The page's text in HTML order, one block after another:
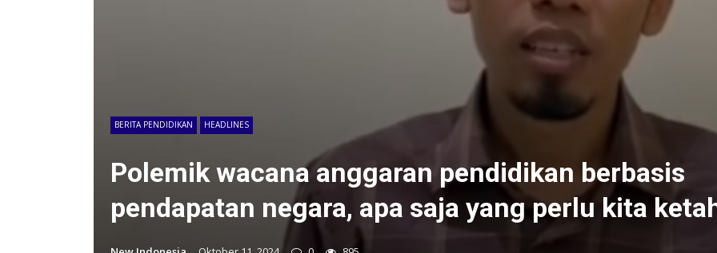
BERITA PENDIDIKAN HEADLINES
Polemik wacana anggaran pendidikan berbasis
pendapatan negara, apa saja yang perlu kita